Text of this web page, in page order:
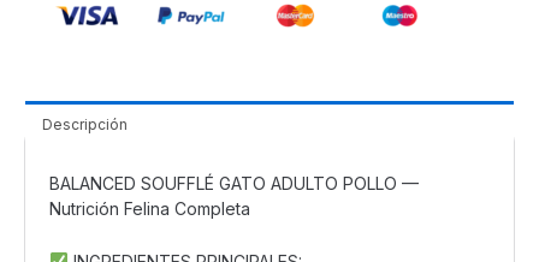
Descripción
BALANCED SOUFFLÉ GATO ADULTO POLLO —
Nutrición Felina Completa